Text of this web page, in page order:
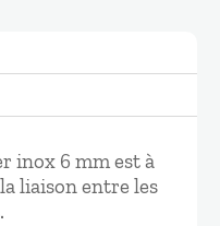
inox 6 mm est à
liaison entre les